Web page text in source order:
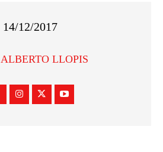
14/12/2017
ALBERTO LLOPIS